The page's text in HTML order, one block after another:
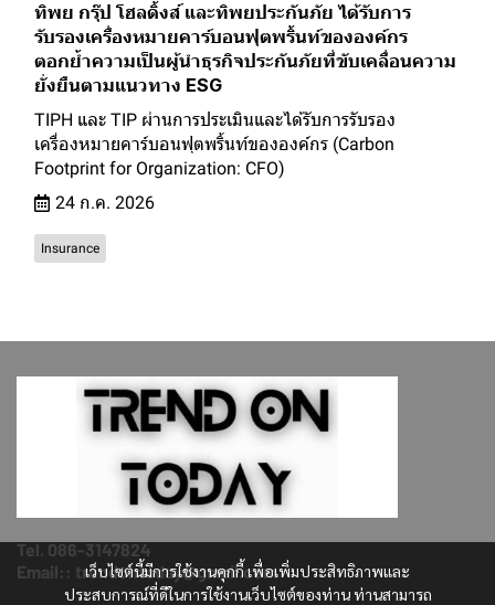
ทิพย กรุ๊ป โฮลดิ้งส์ และทิพยประกันภัย ได้รับการ
รับรองเครื่องหมายคาร์บอนฟุตพริ้นท์ขององค์กร
ตอกย้ำความเป็นผู้นำธุรกิจประกันภัยที่ขับเคลื่อนความ
ยั่งยืนตามแนวทาง ESG
TIPH และ TIP ผ่านการประเมินและได้รับการรับรอง
เครื่องหมายคาร์บอนฟุตพริ้นท์ขององค์กร (Carbon
Footprint for Organization: CFO)
24 ก.ค. 2026
Insurance
เว็บไซต์นี้มีการใช้งานคุกกี้ เพื่อเพิ่มประสิทธิภาพและ
ประสบการณ์ที่ดีในการใช้งานเว็บไซต์ของท่าน ท่านสามารถ
Tel. 086-3147824
Email:: trendontoday@gmail.com